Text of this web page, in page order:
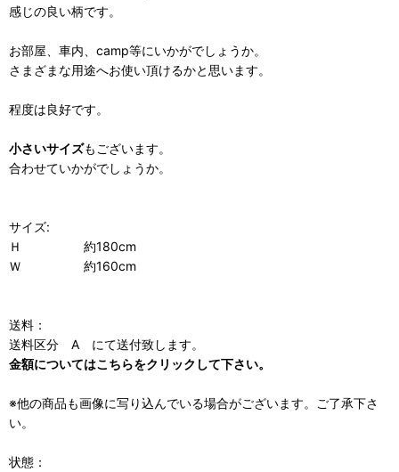
感じの良い柄です。
お部屋、車内、camp等にいかがでしょうか。
さまざまな用途へお使い頂けるかと思います。
程度は良好です。
小さいサイズもございます。
合わせていかがでしょうか。
サイズ:
Ｈ 約180cm
Ｗ 約160cm
送料：
送料区分 A にて送付致します。
金額についてはこちらをクリックして下さい。
※他の商品も画像に写り込んでいる場合がございます。ご了承下さ
い。
状態：